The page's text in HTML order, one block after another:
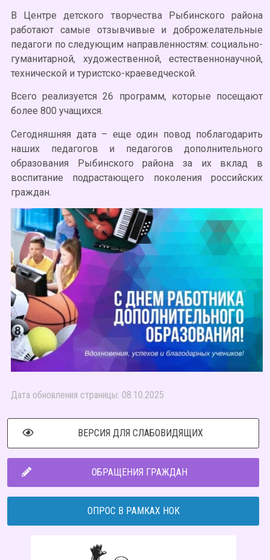
В Центре детского творчества Рыбинского района
работают самые отзывчивые и доброжелательные
педагоги по следующим направленностям: социально-
гуманитарной, художественной, естественнонаучной,
технической и туристско-краеведческой.
Всего реализуется 26 программ, которые посещают
более 800 учащихся.
Сегодняшняя дата – еще один повод поблагодарить
наших педагогов и педагогов дополнительного
образования Рыбинского района за их вклад в
воспитание подрастающего поколения российских
граждан.
Дата обновления страницы: 08.10.2025
ВЕРСИЯ ДЛЯ СЛАБОВИДЯЩИХ
ОБРАЩЕНИЯ ГРАЖДАН
ОПРОС В РАМКАХ НОК